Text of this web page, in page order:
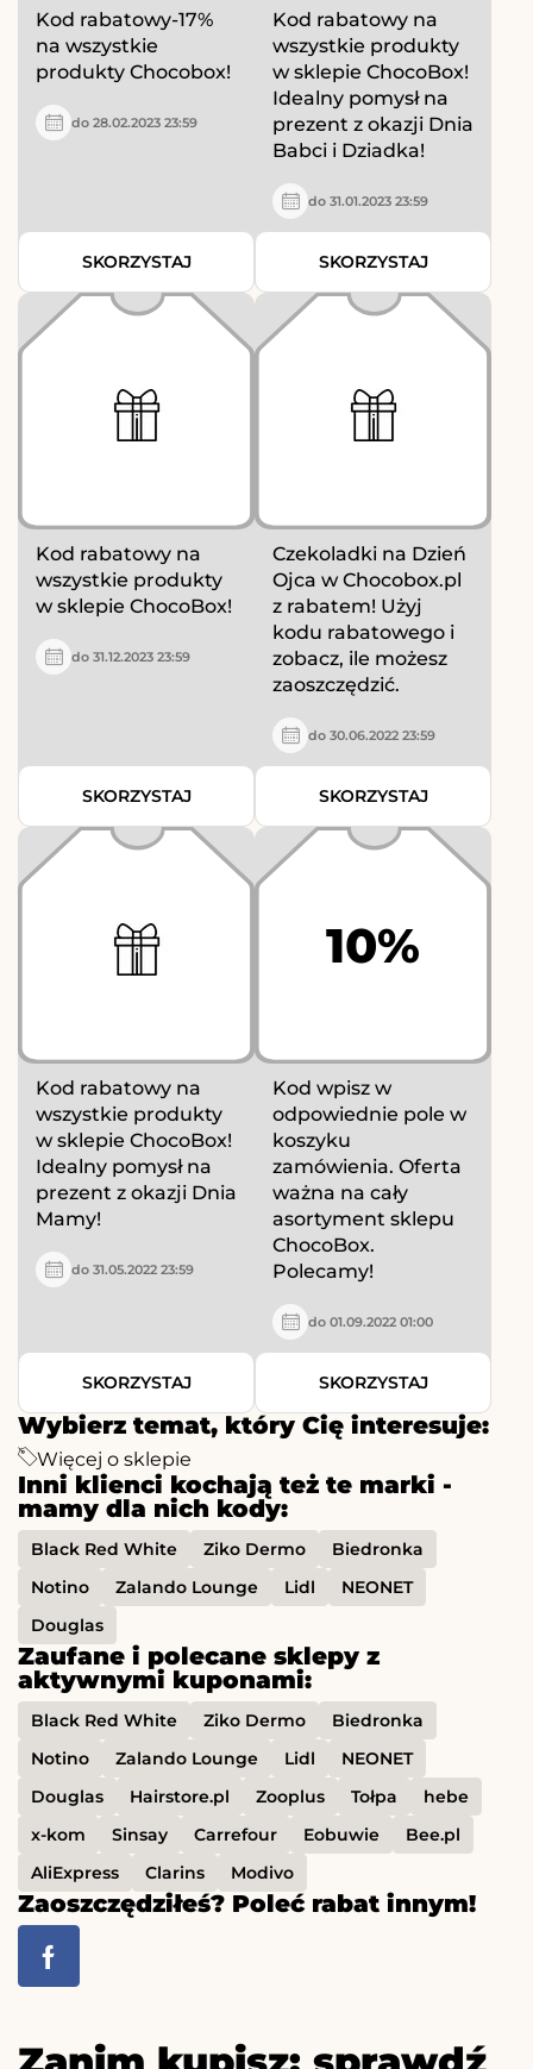
Wybierz temat, który Cię interesuje:
Więcej o sklepie
Inni klienci kochają też te marki -
mamy dla nich kody:
Black Red White Ziko Dermo
Biedronka
Notino
Zalando Lounge Lidl
NEONET
Douglas
Zaufane i polecane sklepy z
aktywnymi kuponami:
Black Red White Ziko Dermo
Biedronka
Notino
Zalando Lounge Lidl
NEONET
Douglas
Hairstore.pl Zooplus Tołpa
hebe
x-kom
Sinsay Carrefour Eobuwie
Bee.pl
AliExpress
Clarins Modivo
Zaoszczędziłeś? Poleć rabat innym!
Kod rabatowy-17%
na wszystkie
produkty Chocobox!
do 28.02.2023 23:59
SKORZYSTAJ
Kod rabatowy na
wszystkie produkty
w sklepie ChocoBox!
Idealny pomysł na
prezent z okazji Dnia
Babci i Dziadka!
do 31.01.2023 23:59
SKORZYSTAJ
Kod rabatowy na
wszystkie produkty
w sklepie ChocoBox!
do 31.12.2023 23:59
SKORZYSTAJ
Czekoladki na Dzień
Ojca w Chocobox.pl
z rabatem! Użyj
kodu rabatowego i
zobacz, ile możesz
zaoszczędzić.
do 30.06.2022 23:59
SKORZYSTAJ
Kod rabatowy na
wszystkie produkty
w sklepie ChocoBox!
Idealny pomysł na
prezent z okazji Dnia
Mamy!
do 31.05.2022 23:59
SKORZYSTAJ
10%
Kod wpisz w
odpowiednie pole w
koszyku
zamówienia. Oferta
ważna na cały
asortyment sklepu
ChocoBox.
Polecamy!
do 01.09.2022 01:00
SKORZYSTAJ